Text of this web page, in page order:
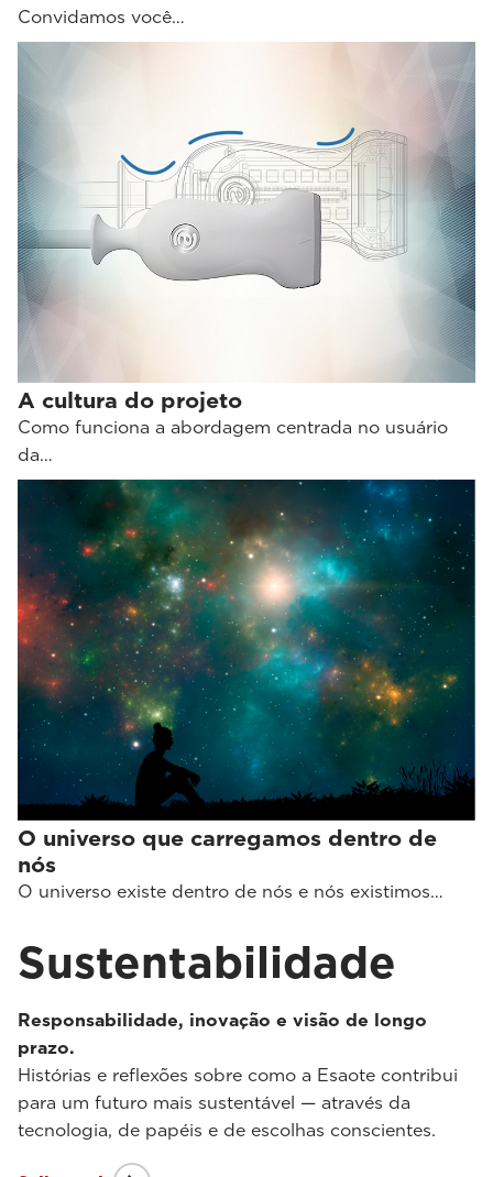
Convidamos você…
A cultura do projeto
Como funciona a abordagem centrada no usuário
da…
O universo que carregamos dentro de
nós
O universo existe dentro de nós e nós existimos…
Sustentabilidade
Responsabilidade, inovação e visão de longo
prazo.
Histórias e reflexões sobre como a Esaote contribui
para um futuro mais sustentável — através da
tecnologia, de papéis e de escolhas conscientes.